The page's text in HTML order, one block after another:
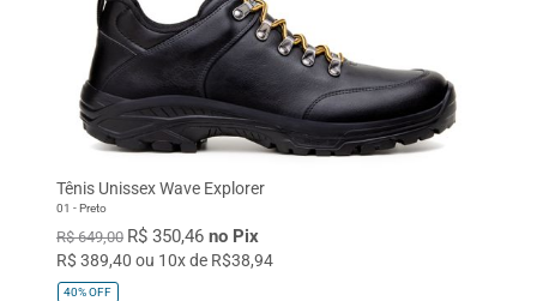
Tênis Unissex Wave Explorer
01 - Preto
R$ 649,00 R$ 350,46 no Pix
R$ 389,40 ou 10x de R$38,94
40%OFF